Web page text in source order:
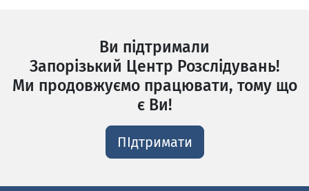
Ви підтримали
Запорізький Центр Розслідувань!
Ми продовжуємо працювати, тому що
є Ви!
ПІдтримати